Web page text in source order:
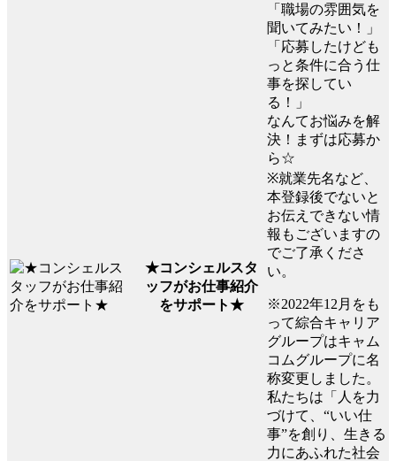
★コンシェルスタ
ッフがお仕事紹介
をサポート★
「職場の雰囲気を
聞いてみたい！」
「応募したけども
っと条件に合う仕
事を探してい
る！」
なんてお悩みを解
決！まずは応募か
ら☆
※就業先名など、
本登録後でないと
お伝えできない情
報もございますの
でご了承くださ
い。
※2022年12月をも
って綜合キャリア
グループはキャム
コムグループに名
称変更しました。
私たちは「人を力
づけて、“いい仕
事”を創り、生きる
力にあふれた社会